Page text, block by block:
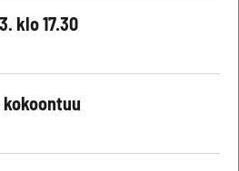
klo 17.30